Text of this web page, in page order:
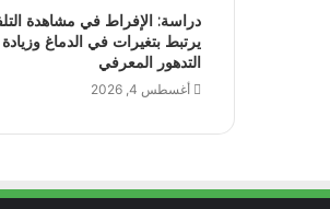
دراسة: الإفراط في مشاهدة
يرتبط بتغيرات في الدماغ
التدهور المعرفي
أغسطس 4, 2026